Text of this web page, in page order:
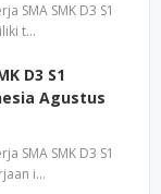
SMA SMK D3 S1
t…
D3 S1
Agustus
SMA SMK D3 S1
i…